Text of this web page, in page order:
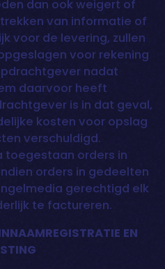
dan ook weigert of
van informatie of
voor de levering, zullen
voor rekening
nadat
daarvoor heeft
is in dat geval,
kosten voor opslag
verschuldigd.
toegestaan orders in
orders in gedeelten
gerechtigd elk
te factureren.
EN